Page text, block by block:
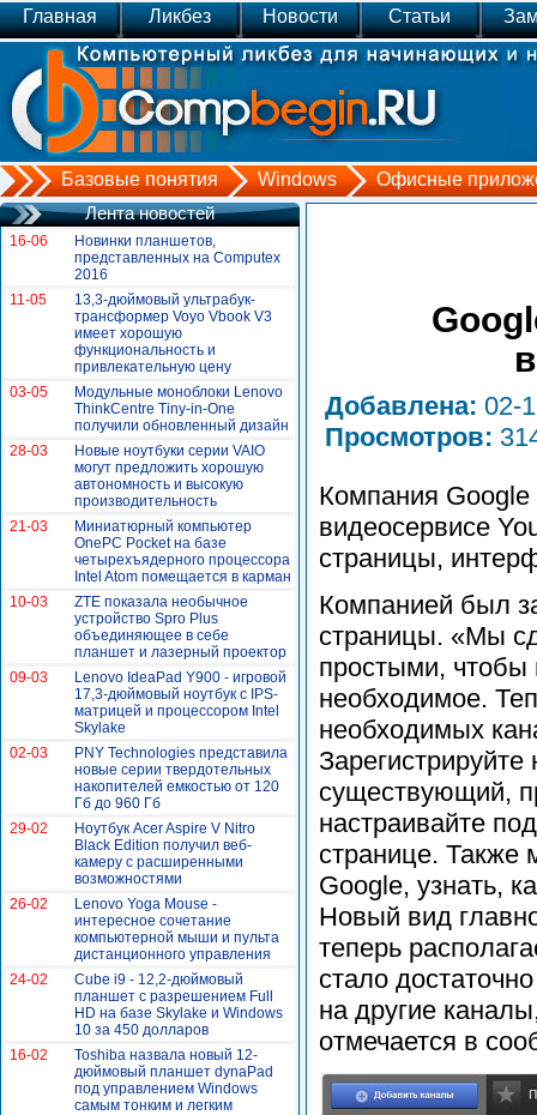
Главная Ликбез Новости Статьи
Базовые понятия Windows Офисные
Добавлена: 02-
Просмотров:
Компания Google
видеосервисе
страницы,
Компанией был
страницы. «Мы
простыми, чтобы
необходимое.
необходимых
существующий,
настраивайте
странице. Также
Google, узнать,
Новый вид
теперь
стало
на другие
отмечается в
Лента новостей
16-06
Новинки планшетов,
представленных на Сomputex
2016
11-05
13,3-дюймовый ультрабук-
трансформер Voyo Vbook V3
имеет хорошую
функциональность и
привлекательную цену
03-05
Модульные моноблоки Lenovo
ThinkCentre Tiny-in-One
получили обновленный дизайн
28-03
Новые ноутбуки серии VAIO
могут предложить хорошую
автономность и высокую
производительность
21-03
Миниатюрный компьютер
OnePC Pocket на базе
четырехъядерного процессора
Intel Atom помещается в карман
10-03
ZTE показала необычное
устройство Spro Plus
объединяющее в себе
планшет и лазерный проектор
09-03
Lenovo IdeaPad Y900 - игровой
17,3-дюймовый ноутбук с IPS-
матрицей и процессором Intel
Skylake
02-03
PNY Technologies представила
новые серии твердотельных
накопителей емкостью от 120
Гб до 960 Гб
29-02
Ноутбук Acer Aspire V Nitro
Black Edition получил веб-
камеру с расширенными
возможностями
26-02
Lenovo Yoga Mouse -
интересное сочетание
компьютерной мыши и пульта
дистанционного управления
24-02
Cube i9 - 12,2-дюймовый
планшет с разрешением Full
HD на базе Skylake и Windows
10 за 450 долларов
16-02
Toshiba назвала новый 12-
дюймовый планшет dynaPad
под управлением Windows
самым тонким и легким